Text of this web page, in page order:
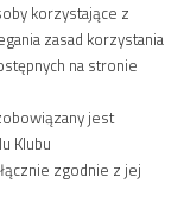
korzystające z
zasad korzystania
na stronie
jest
Klubu
zgodnie z jej